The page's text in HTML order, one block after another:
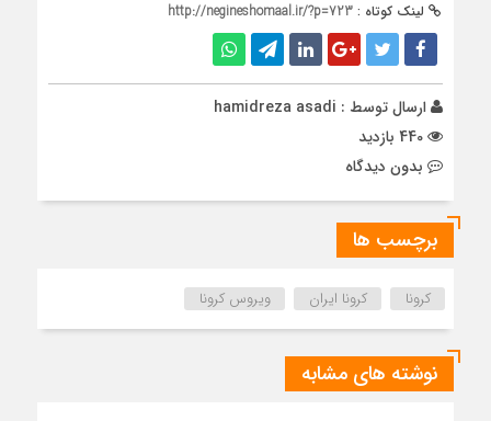
لینک کوتاه : http://negineshomaal.ir/?p=723
ارسال توسط : hamidreza asadi
بدون دیدگاه
برچسب ها
کرونا کرونا ایران ویروس کرونا
نوشته های مشابه